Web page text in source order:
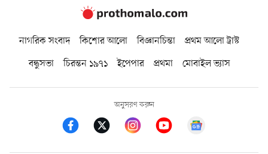
নাগরিক সংবাদ কিশোর আলো বিজ্ঞানচিন্তা
প্রথম আলো ট্রাস্ট
বন্ধুসভা
চিরন্তন ১৯৭১ ইপেপার প্রথমা মোবাইল ভ্যাস
অনুসরণ করুন